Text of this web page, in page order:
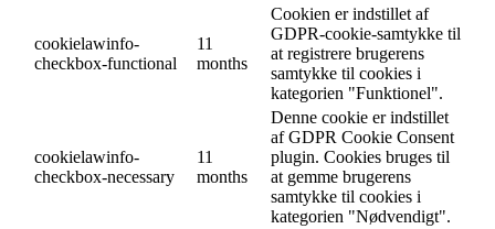
cookielawinfo-
checkbox-functional
11
months
Cookien er indstillet af
GDPR-cookie-samtykke til
at registrere brugerens
samtykke til cookies i
kategorien "Funktionel".
cookielawinfo-
checkbox-necessary
11
months
Denne cookie er indstillet
af GDPR Cookie Consent
plugin. Cookies bruges til
at gemme brugerens
samtykke til cookies i
kategorien "Nødvendigt".